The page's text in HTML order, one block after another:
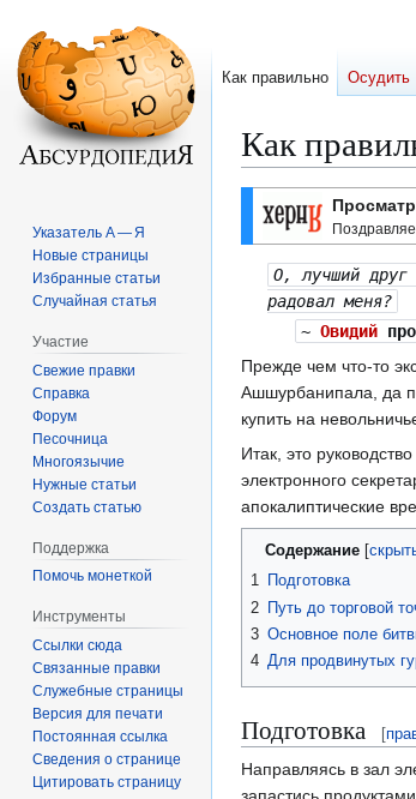
Как
О, лучший друг
радовал меня?
~ Овидийпро
Прежде чем что-то
Ашшурбанипала, да
купить на
Итак, это
электронного
апокалиптические
Содержание
1 Подготовка
2 Путь до торговой
3 Основное поле
4 Для продвинутых
Подготовка [
Направляясь в зал
Как правильно Осудить
Указатель А — Я
Новые страницы
Избранные статьи
Случайная статья
Участие
Свежие правки
Справка
Форум
Песочница
Многоязычие
Нужные статьи
Создать статью
Поддержка
Помочь монеткой
Инструменты
Ссылки сюда
Связанные правки
Служебные страницы
Версия для печати
Постоянная ссылка
Сведения о странице
Цитировать страницу